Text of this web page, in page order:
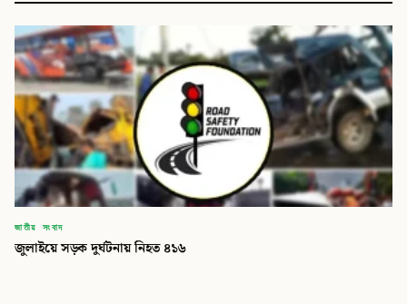
জাতীয় সংবাদ
জুলাইয়ে সড়ক দুর্ঘটনায় নিহত ৪১৬